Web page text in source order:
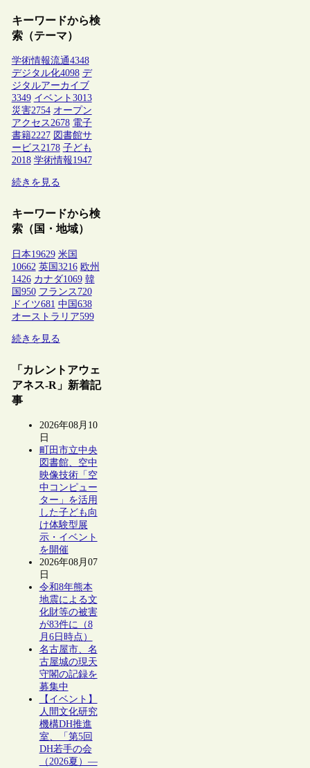
キーワードから検
索（テーマ）
学術情報流通4348
デジタル化4098 デ
ジタルアーカイブ
3349 イベント 3013
災害2754 オープン
アクセス2678 電子
書籍2227 図書館サ
ービス2178 子ども
2018 学術情報1947
続きを見る
キーワードから検
索（国・地域）
日本19629 米国
10662 英国 3216 欧州
1426 カナダ1069 韓
国 950 フランス 720
ドイツ681 中国 638
オーストラリア599
続きを見る
「カレントアウェ
アネス-R」新着記
事
2026年08月10
日
町田市立中央
図書館、空中
映像技術「空
中コンピュー
ター」を活用
した子ども向
け体験型展
示・イベント
を開催
2026年08月07
日
令和8年熊本
地震による文
化財等の被害
が83件に（8
月6日時点）
名古屋市、名
古屋城の現天
守閣の記録を
募集中
【イベント】
人間文化研究
機構DH推進
室、「第5回
DH若手の会
（2026夏）―